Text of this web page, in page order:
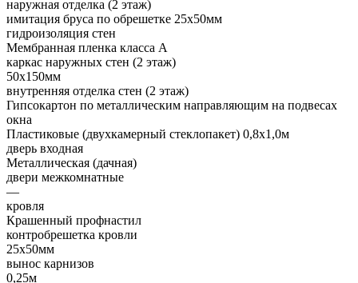
наружная отделка (2 этаж)
имитация бруса по обрешетке 25х50мм
гидроизоляция стен
Мембранная пленка класса А
каркас наружных стен (2 этаж)
50х150мм
внутренняя отделка стен (2 этаж)
Гипсокартон по металлическим направляющим на подвесах
окна
Пластиковые (двухкамерный стеклопакет) 0,8х1,0м
дверь входная
Металлическая (дачная)
двери межкомнатные
—
кровля
Крашенный профнастил
контробрешетка кровли
25х50мм
вынос карнизов
0,25м